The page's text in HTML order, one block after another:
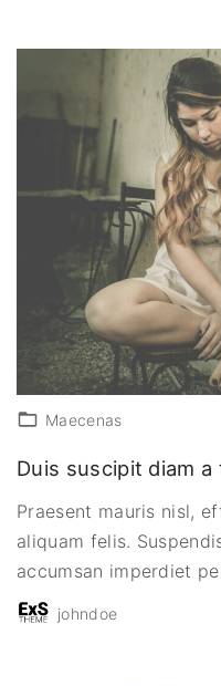
Maecenas
Duis suscipit diam
Praesent mauris nisl,
aliquam felis.
accumsan imperdiet
johndoe